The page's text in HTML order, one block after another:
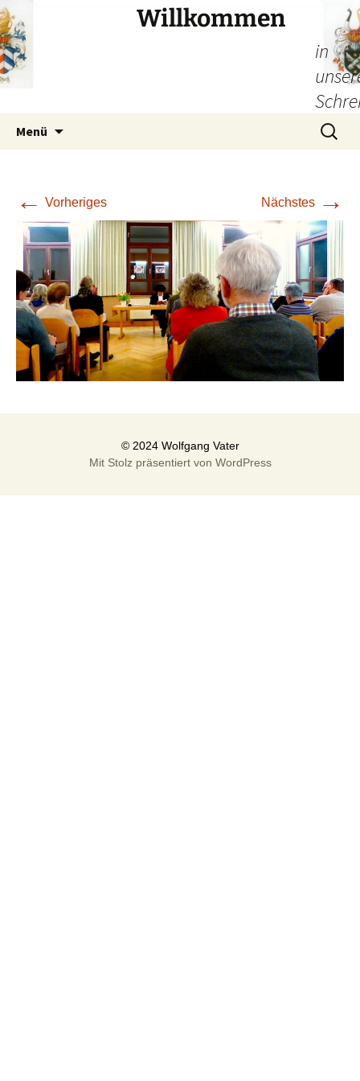
Willkommen
in
Menü
Suchen
nach:
← Vorheriges Nächstes →
Mit Stolz präsentiert von WordPress